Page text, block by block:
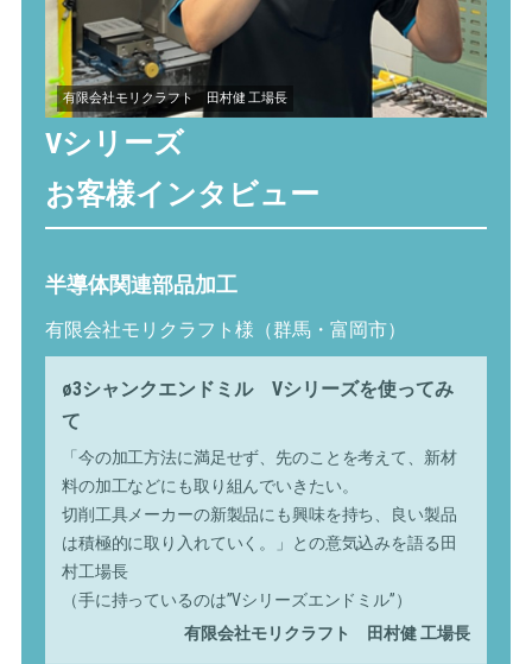
有限会社モリクラフト 田村健 工場長
Vシリーズ
お客様インタビュー
半導体関連部品加工
有限会社モリクラフト様（群馬・富岡市）
ø3シャンクエンドミル Vシリーズを使ってみ
て
「今の加工方法に満足せず、先のことを考えて、新材
料の加工などにも取り組んでいきたい。
切削工具メーカーの新製品にも興味を持ち、良い製品
は積極的に取り入れていく。」との意気込みを語る田
村工場長
（手に持っているのは”Vシリーズエンドミル”）
有限会社モリクラフト 田村健 工場長